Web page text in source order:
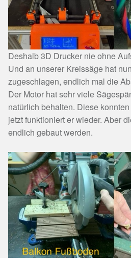
Deshalb 3D Drucker nie ohne
Und an unserer Kreissäge hat
zugeschlagen, endlich mal die
Der Motor hat sehr viele
natürlich behalten. Diese
jetzt funktioniert er wieder. Aber
endlich gebaut werden.